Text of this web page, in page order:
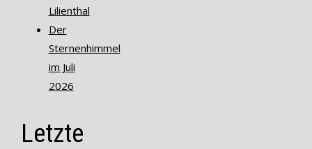
Lilienthal
Der
Sternenhimmel
im Juli
2026
Letzte